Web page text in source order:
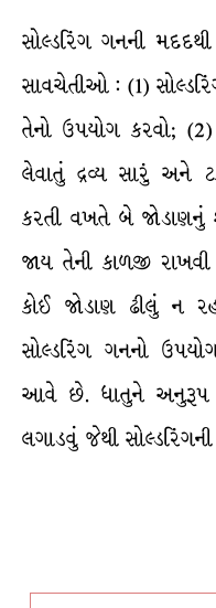
સોલ્ડરિંગ ગનની
સાવચેતીઓ : (1)
તેનો ઉપયોગ કરવો;
લેવાતું દ્રવ્ય સારું અને
કરતી વખતે બે જોડાણનું
જાય તેની કાળજી
કોઈ જોડાણ ઢીલું ન
સોલ્ડરિંગ ગનનો
આવે છે. ધાતુને
લગાડવું જેથી